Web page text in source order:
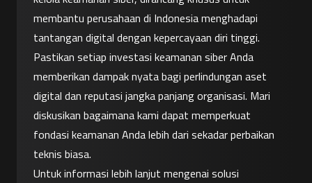
membantu perusahaan di Indonesia menghadapi
tantangan digital dengan kepercayaan diri tinggi.
Pastikan setiap investasi keamanan siber Anda
memberikan dampak nyata bagi perlindungan aset
digital dan reputasi jangka panjang organisasi. Mari
diskusikan bagaimana kami dapat memperkuat
fondasi keamanan Anda lebih dari sekadar perbaikan
teknis biasa.
Untuk informasi lebih lanjut mengenai solusi